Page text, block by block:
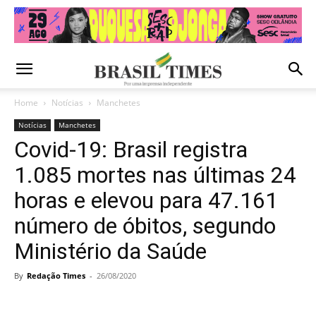
Home Notícias Manchetes
Notícias Manchetes
Covid-19: Brasil registra
1.085 mortes nas últimas 24
horas e elevou para 47.161
número de óbitos, segundo
Ministério da Saúde
By Redação Times - 26/08/2020